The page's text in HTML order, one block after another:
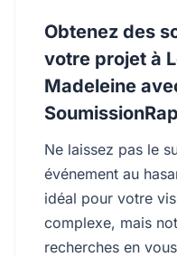
Obtenez des
votre projet à
Madeleine
Ne laissez pas le
événement au
idéal pour votre
complexe, mais
recherches en